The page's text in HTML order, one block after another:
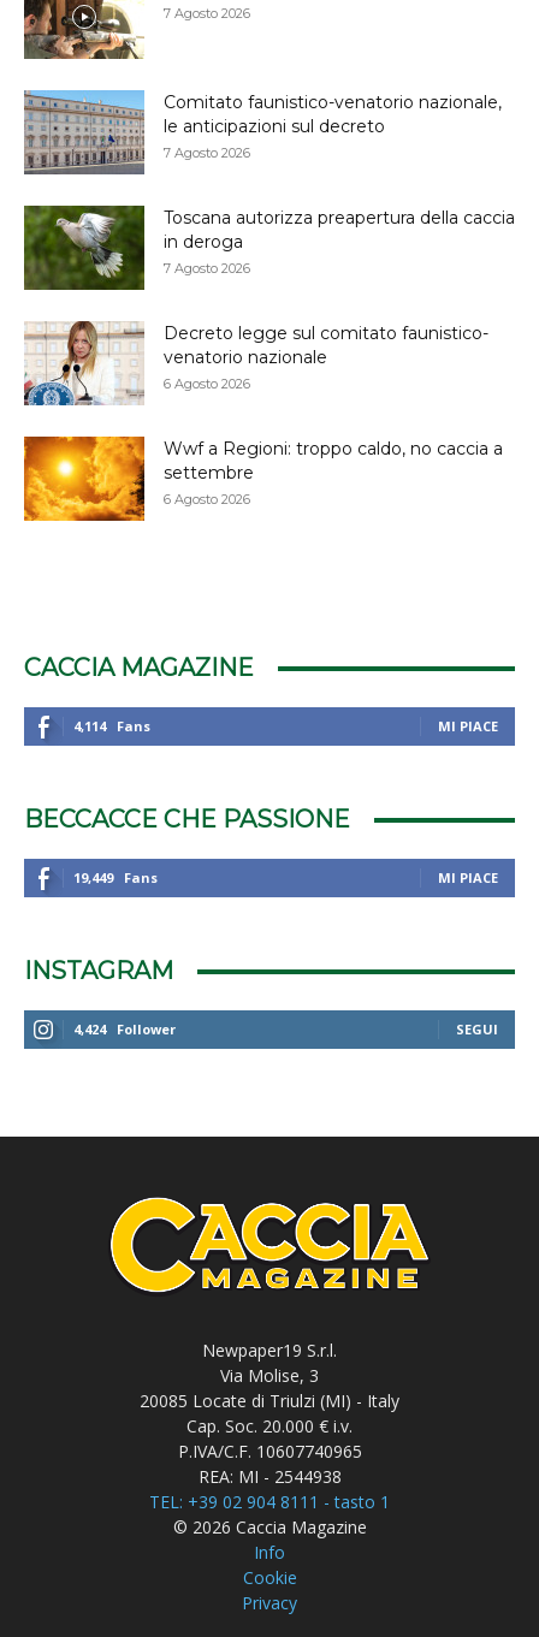
7 Agosto 2026
Comitato faunistico-venatorio nazionale,
le anticipazioni sul decreto
7 Agosto 2026
Toscana autorizza preapertura della caccia
in deroga
7 Agosto 2026
Decreto legge sul comitato faunistico-
venatorio nazionale
6 Agosto 2026
Wwf a Regioni: troppo caldo, no caccia a
settembre
6 Agosto 2026
CACCIA MAGAZINE
4,114 Fans MI PIACE
BECCACCE CHE PASSIONE
19,449 Fans MI PIACE
INSTAGRAM
4,424 Follower SEGUI
Newpaper19 S.r.l.
Via Molise, 3
20085 Locate di Triulzi (MI) - Italy
Cap. Soc. 20.000 € i.v.
P.IVA/C.F. 10607740965
REA: MI - 2544938
TEL: +39 02 904 8111 - tasto 1
© 2026 Caccia Magazine
Info
Cookie
Privacy